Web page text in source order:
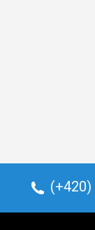
(+420)